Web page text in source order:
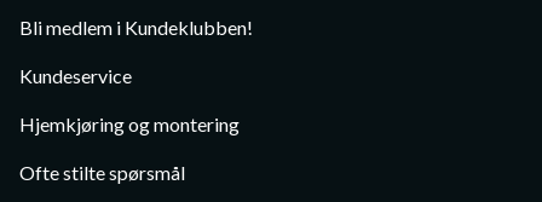
Bli medlem i Kundeklubben!
Kundeservice
Hjemkjøring og montering
Ofte stilte spørsmål